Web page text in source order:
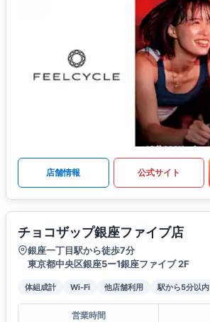
店舗情報 公式サイト
チョコザップ銀座ファイブ店
銀座一丁目駅から徒歩7分
東京都中央区銀座5ー1銀座ファイブ 2F
体組成計 Wi-Fi 他店舗利用 駅から5分以内
営業時間